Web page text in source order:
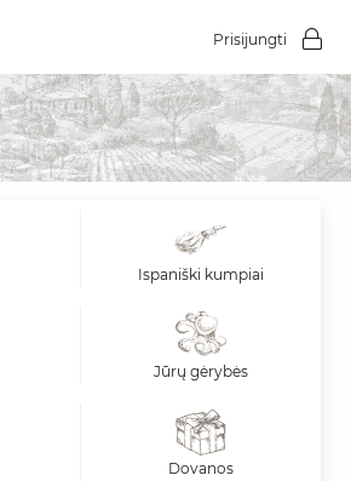
Prisijungti
Ispaniški kumpiai
Jūrų gėrybės
Dovanos